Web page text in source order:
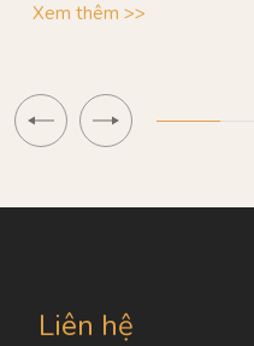
Xem thêm >>
Liên hệ